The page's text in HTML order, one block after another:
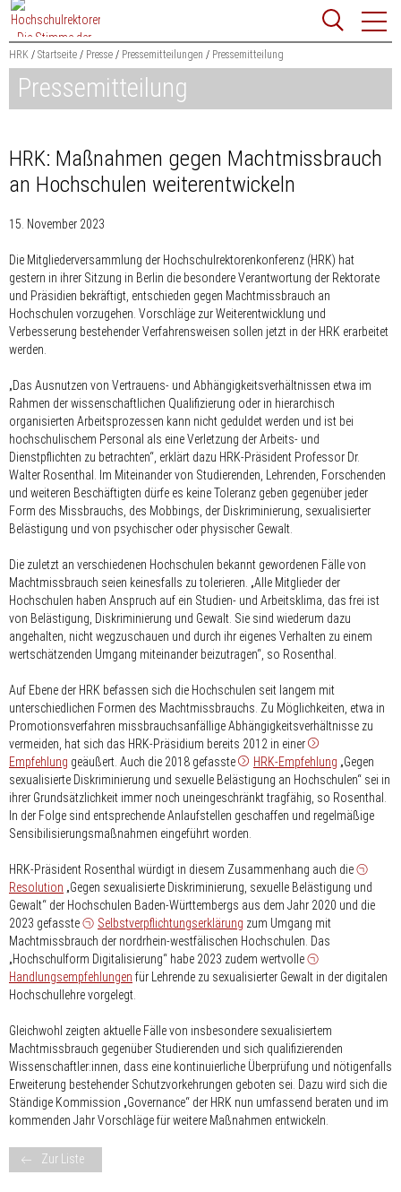
Zum
Content
springen
Suchbegriff
Suchen
HRK Startseite Presse Pressemitteilungen Pressemitteilung
Pressemitteilung
HRK: Maßnahmen gegen Machtmissbrauch
an Hochschulen weiterentwickeln
15. November 2023
Die Mitgliederversammlung der Hochschulrektorenkonferenz (HRK) hat
gestern in ihrer Sitzung in Berlin die besondere Verantwortung der Rektorate
und Präsidien bekräftigt, entschieden gegen Machtmissbrauch an
Hochschulen vorzugehen. Vorschläge zur Weiterentwicklung und
Verbesserung bestehender Verfahrensweisen sollen jetzt in der HRK erarbeitet
werden.
„Das Ausnutzen von Vertrauens- und Abhängigkeitsverhältnissen etwa im
Rahmen der wissenschaftlichen Qualifizierung oder in hierarchisch
organisierten Arbeitsprozessen kann nicht geduldet werden und ist bei
hochschulischem Personal als eine Verletzung der Arbeits- und
Dienstpflichten zu betrachten“, erklärt dazu HRK-Präsident Professor Dr.
Walter Rosenthal. Im Miteinander von Studierenden, Lehrenden, Forschenden
und weiteren Beschäftigten dürfe es keine Toleranz geben gegenüber jeder
Form des Missbrauchs, des Mobbings, der Diskriminierung, sexualisierter
Belästigung und von psychischer oder physischer Gewalt.
Die zuletzt an verschiedenen Hochschulen bekannt gewordenen Fälle von
Machtmissbrauch seien keinesfalls zu tolerieren. „Alle Mitglieder der
Hochschulen haben Anspruch auf ein Studien- und Arbeitsklima, das frei ist
von Belästigung, Diskriminierung und Gewalt. Sie sind wiederum dazu
angehalten, nicht wegzuschauen und durch ihr eigenes Verhalten zu einem
wertschätzenden Umgang miteinander beizutragen“, so Rosenthal.
Auf Ebene der HRK befassen sich die Hochschulen seit langem mit
unterschiedlichen Formen des Machtmissbrauchs. Zu Möglichkeiten, etwa in
Promotionsverfahren missbrauchsanfällige Abhängigkeitsverhältnisse zu
vermeiden, hat sich das HRK-Präsidium bereits 2012 in einer
Empfehlung geäußert. Auch die 2018 gefasste HRK-Empfehlung „Gegen
sexualisierte Diskriminierung und sexuelle Belästigung an Hochschulen“ sei in
ihrer Grundsätzlichkeit immer noch uneingeschränkt tragfähig, so Rosenthal.
In der Folge sind entsprechende Anlaufstellen geschaffen und regelmäßige
Sensibilisierungsmaßnahmen eingeführt worden.
HRK-Präsident Rosenthal würdigt in diesem Zusammenhang auch die
Resolution „Gegen sexualisierte Diskriminierung, sexuelle Belästigung und
Gewalt“ der Hochschulen Baden-Württembergs aus dem Jahr 2020 und die
2023 gefasste
Selbstverpflichtungserklärung zum Umgang mit
Machtmissbrauch der nordrhein-westfälischen Hochschulen. Das
„Hochschulform Digitalisierung“ habe 2023 zudem wertvolle
Handlungsempfehlungen für Lehrende zu sexualisierter Gewalt in der digitalen
Hochschullehre vorgelegt.
Gleichwohl zeigten aktuelle Fälle von insbesondere sexualisiertem
Machtmissbrauch gegenüber Studierenden und sich qualifizierenden
Wissenschaftler:innen, dass eine kontinuierliche Überprüfung und nötigenfalls
Erweiterung bestehender Schutzvorkehrungen geboten sei. Dazu wird sich die
Ständige Kommission „Governance“ der HRK nun umfassend beraten und im
kommenden Jahr Vorschläge für weitere Maßnahmen entwickeln.
Zur Liste